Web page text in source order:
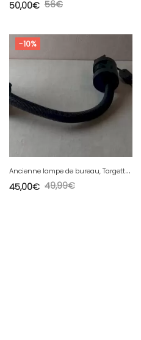
56€
50,00€
-10%
A
ncienne lampe de bureau, Targetti, vintage années 70
49,99€
45,00€